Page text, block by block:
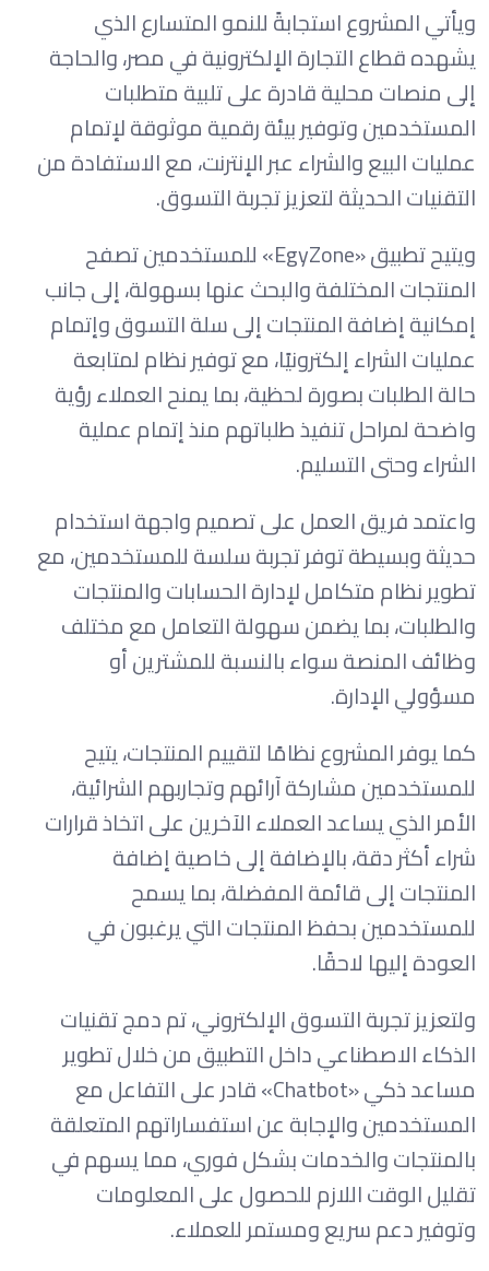
ويأتي المشروع استجابةً للنمو المتسارع الذي
يشهده قطاع التجارة الإلكترونية في مصر، والحاجة
إلى منصات محلية قادرة على تلبية متطلبات
المستخدمين وتوفير بيئة رقمية موثوقة لإتمام
عمليات البيع والشراء عبر الإنترنت، مع الاستفادة من
التقنيات الحديثة لتعزيز تجربة التسوق.
ويتيح تطبيق «EgyZone» للمستخدمين تصفح
المنتجات المختلفة والبحث عنها بسهولة، إلى جانب
إمكانية إضافة المنتجات إلى سلة التسوق وإتمام
عمليات الشراء إلكترونيًا، مع توفير نظام لمتابعة
حالة الطلبات بصورة لحظية، بما يمنح العملاء رؤية
واضحة لمراحل تنفيذ طلباتهم منذ إتمام عملية
الشراء وحتى التسليم.
واعتمد فريق العمل على تصميم واجهة استخدام
حديثة وبسيطة توفر تجربة سلسة للمستخدمين، مع
تطوير نظام متكامل لإدارة الحسابات والمنتجات
والطلبات، بما يضمن سهولة التعامل مع مختلف
وظائف المنصة سواء بالنسبة للمشترين أو
مسؤولي الإدارة.
كما يوفر المشروع نظامًا لتقييم المنتجات، يتيح
للمستخدمين مشاركة آرائهم وتجاربهم الشرائية،
الأمر الذي يساعد العملاء الآخرين على اتخاذ قرارات
شراء أكثر دقة، بالإضافة إلى خاصية إضافة
المنتجات إلى قائمة المفضلة، بما يسمح
للمستخدمين بحفظ المنتجات التي يرغبون في
العودة إليها لاحقًا.
ولتعزيز تجربة التسوق الإلكتروني، تم دمج تقنيات
الذكاء الاصطناعي داخل التطبيق من خلال تطوير
مساعد ذكي «Chatbot» قادر على التفاعل مع
المستخدمين والإجابة عن استفساراتهم المتعلقة
بالمنتجات والخدمات بشكل فوري، مما يسهم في
تقليل الوقت اللازم للحصول على المعلومات
وتوفير دعم سريع ومستمر للعملاء.